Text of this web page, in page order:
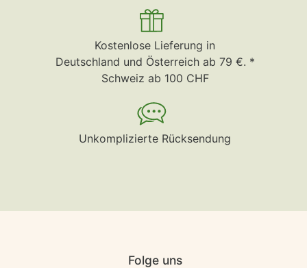
Kostenlose Lieferung in
Deutschland und Österreich ab 79 €. *
Schweiz ab 100 CHF
Unkomplizierte Rücksendung
Folge uns